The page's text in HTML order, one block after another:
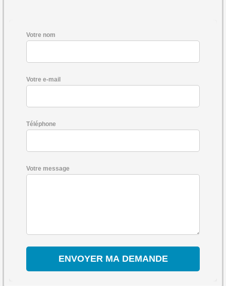
Votre nom
Votre e-mail
Téléphone
Votre message